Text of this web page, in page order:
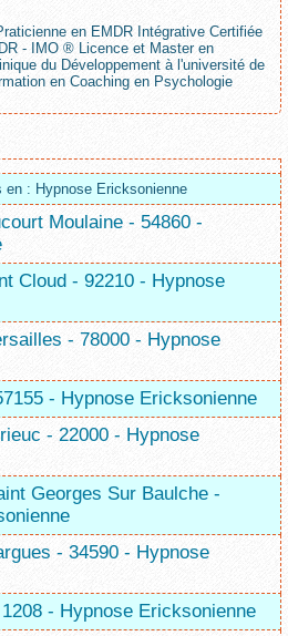
en EMDR Intégrative Certifiée
- IMO ® Licence et Master en
du Développement à l'université de
en Coaching en Psychologie
en : Hypnose Ericksonienne
Moulaine - 54860 -
Cloud - 92210 - Hypnose
- 78000 - Hypnose
- Hypnose Ericksonienne
- 22000 - Hypnose
Georges Sur Baulche -
- 34590 - Hypnose
- Hypnose Ericksonienne